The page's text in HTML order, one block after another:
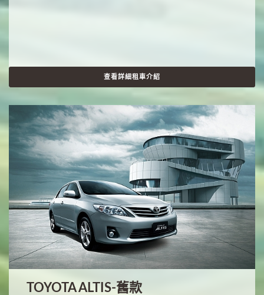
查看詳細租車介紹
TOYOTA ALTIS-舊款